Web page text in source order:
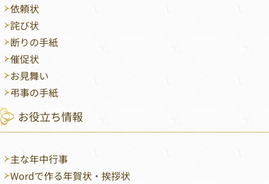
依頼状
詫び状
断りの手紙
催促状
お見舞い
弔事の手紙
お役立ち情報
主な年中行事
Wordで作る年賀状・挨拶状